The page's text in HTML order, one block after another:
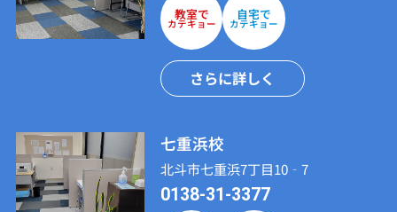
教室で
カテキョー
自宅で
カテキョー
さらに詳しく
七重浜校
北斗市七重浜7丁目10‐7
0138-31-3377